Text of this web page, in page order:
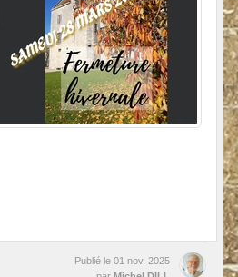
Publié le 01 nov. 2025